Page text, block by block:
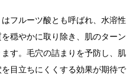
フルーツ酸とも呼ばれ、水溶性
穏やかに取り除き、肌のターン
す。毛穴の詰まりを予防し、肌
目立ちにくくする効果が期待で